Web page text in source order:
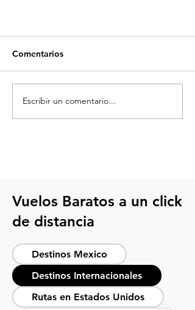
Comentarios
Escribir un comentario...
Vuelos Baratos a un click
de distancia
Destinos Mexico
Destinos Internacionales
Rutas en Estados Unidos